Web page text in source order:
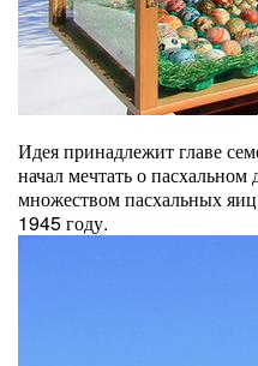
Идея принадлежит главе
началмечтатьо пасхальном
множеством пасхальных
1945 году.